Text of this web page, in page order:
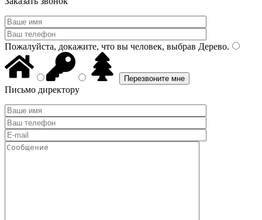
Пожалуйста, докажите, что вы человек, выбрав Дерево.
Письмо директору